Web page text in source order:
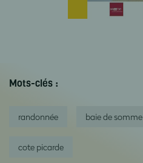
Mots-clés :
randonnée baie de somme
cote picarde